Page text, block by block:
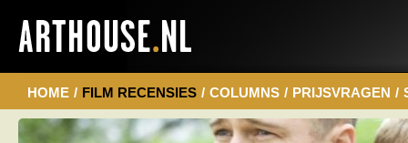
HOME / FILM RECENSIES / COLUMNS / PRIJSVRAGEN /